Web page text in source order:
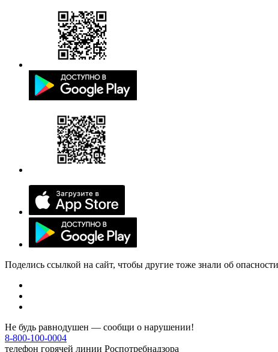
Поделись ссылкой на сайт, чтобы другие тоже знали об
Не будь равнодушен — сообщи о нарушении!
8-800-100-0004
телефон горячей линии Роспотребнадзора